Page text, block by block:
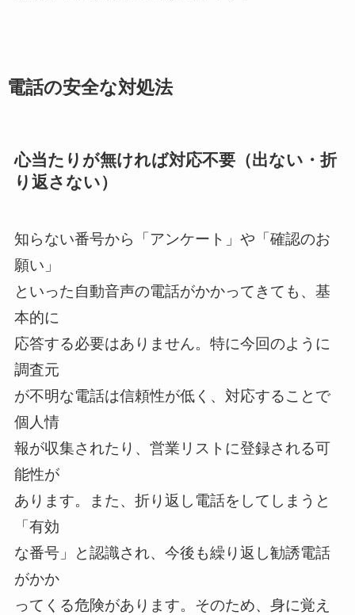
電話の安全な対処法
心当たりが無ければ対応不要（出ない・折
り返さない）
知らない番号から「アンケート」や「確認のお
願い」
といった自動音声の電話がかかってきても、基
本的に
応答する必要はありません。特に今回のように
調査元
が不明な電話は信頼性が低く、対応することで
個人情
報が収集されたり、営業リストに登録される可
能性が
あります。また、折り返し電話をしてしまうと
「有効
な番号」と認識され、今後も繰り返し勧誘電話
がかか
ってくる危険があります。そのため、身に覚え